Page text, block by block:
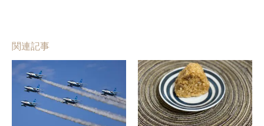
関連記事